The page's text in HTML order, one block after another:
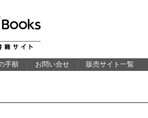
手順 お問い合せ 販売サイト一覧